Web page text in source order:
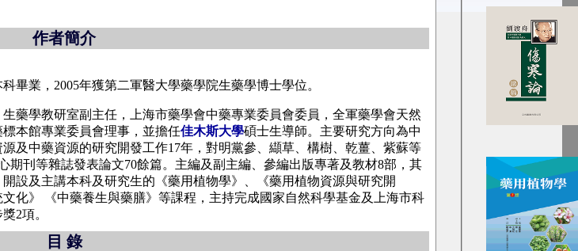
作者簡介
科畢業，2005年獲第二軍醫大學藥學院生藥學博士學位。
藥學教研室副主任，上海市藥學會中藥專業委員會委員，全軍藥學會天然
本館專業委員會理事，並擔任佳木斯大學碩士生導師。主要研究方向為中
及中藥資源的研究開發工作17年，對明黨參、纈草、構樹、乾薑、紫蘇等
期刊等雜誌發表論文70餘篇。主編及副主編、參編出版專著及教材8部，其
設及主講本科及研究生的《藥用植物學》、《藥用植物資源與研究開
化》
《中藥養生與藥膳》等課程，主持完成國家自然科學基金及上海市科
2項。
目 錄